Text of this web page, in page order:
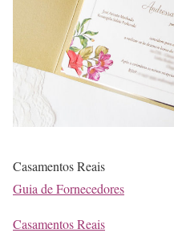
Casamentos Reais
Guia de Fornecedores
Casamentos Reais